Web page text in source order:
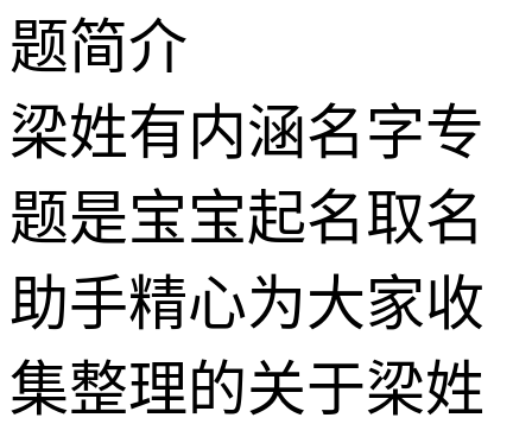
题简介
梁姓有内涵名字专
题是宝宝起名取名
助手精心为大家收
集整理的关于梁姓